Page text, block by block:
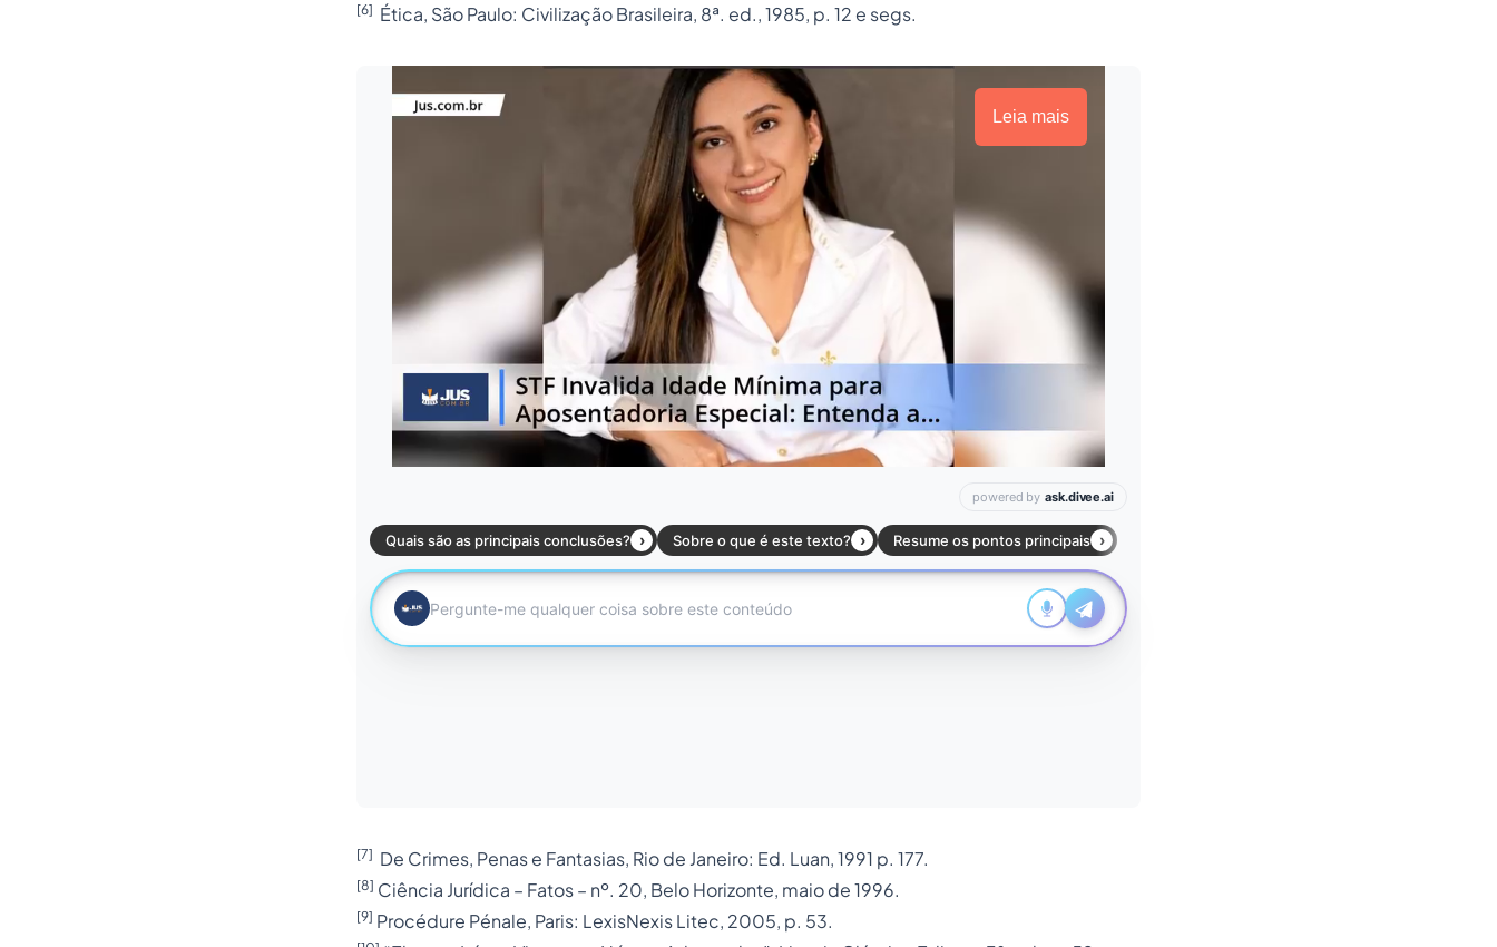
[6] Ética, São Paulo: Civilização Brasileira, 8ª. ed., 1985, p. 12 e segs.
Leia mais
[7] De Crimes, Penase Fantasias, Rio de Janeiro: Ed. Luan, 1991 p. 177.
[8] Ciência Jurídica – Fatos – nº. 20, Belo Horizonte, maio de 1996.
[9] Procédure Pénale, Paris: LexisNexis Litec, 2005, p. 53.